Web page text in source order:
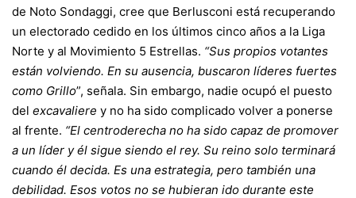
de Noto Sondaggi, cree que Berlusconi está recuperando
un electorado cedido en los últimos cinco años a la Liga
Norte y al Movimiento 5 Estrellas. “Sus propios votantes
están volviendo. En su ausencia, buscaron líderes fuertes
como Grillo”, señala. Sin embargo, nadie ocupó el puesto
del excavaliere y no ha sido complicado volver a ponerse
al frente. “El centroderecha no ha sido capaz de promover
a un líder y él sigue siendo el rey. Su reino solo terminará
cuando él decida. Es una estrategia, pero también una
debilidad. Esos votos no se hubieran ido durante este